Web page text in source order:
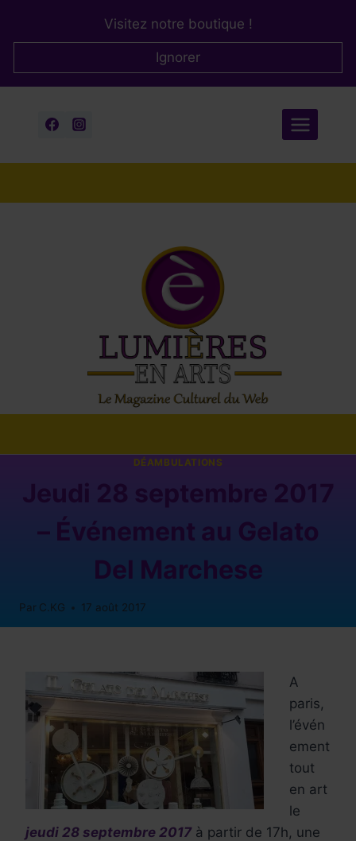
Visitez notre boutique !
Ignorer
DÉAMBULATIONS
– Événement au Gelato
Del Marchese
Par C.KG 17 août 2017
A
paris,
l’évén
ement
tout
en art
le
jeudi 28 septembre 2017à partir de 17h, une